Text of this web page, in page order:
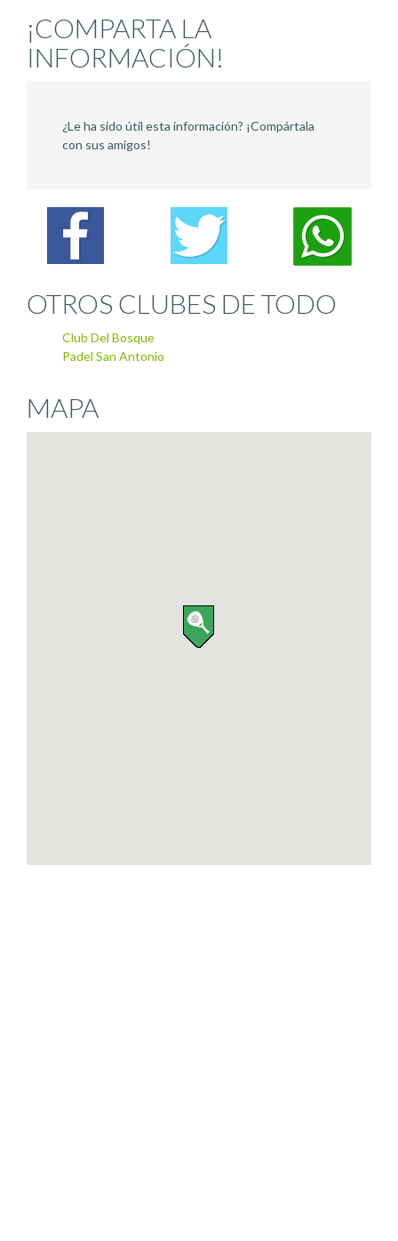
¡COMPARTA LA
INFORMACIÓN!
¿Le ha sido útil esta información? ¡Compártala
con sus amigos!
OTROS CLUBES DE TODO
Club Del Bosque
Padel San Antonio
MAPA